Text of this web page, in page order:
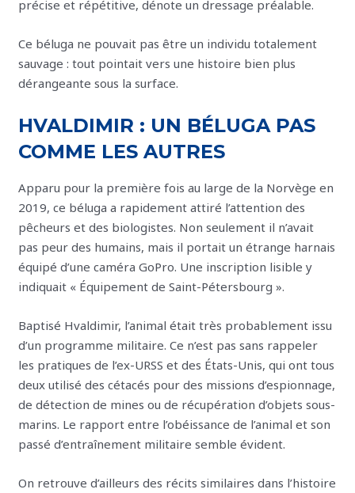
précise et répétitive, dénote un dressage préalable.
Ce béluga ne pouvait pas être un individu totalement
sauvage : tout pointait vers une histoire bien plus
dérangeante sous la surface.
HVALDIMIR : UN BÉLUGA PAS
COMME LES AUTRES
Apparu pour la première fois au large de la Norvège en
2019, ce béluga a rapidement attiré l’attention des
pêcheurs et des biologistes. Non seulement il n’avait
pas peur des humains, mais il portait un étrange harnais
équipé d’une caméra GoPro. Une inscription lisible y
indiquait « Équipement de Saint-Pétersbourg ».
Baptisé Hvaldimir, l’animal était très probablement issu
d’un programme militaire. Ce n’est pas sans rappeler
les pratiques de l’ex-URSS et des États-Unis, qui ont tous
deux utilisé des cétacés pour des missions d’espionnage,
de détection de mines ou de récupération d’objets sous-
marins. Le rapport entre l’obéissance de l’animal et son
passé d’entraînement militaire semble évident.
On retrouve d’ailleurs des récits similaires dans l’histoire